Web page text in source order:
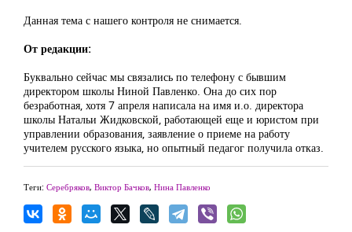
Данная тема с нашего контроля не снимается.
От редакции:
Буквально сейчас мы связались по телефону с бывшим
директором школы Ниной Павленко. Она до сих пор
безработная, хотя 7 апреля написала на имя и.о. директора
школы Натальи Жидковской, работающей еще и юристом при
управлении образования, заявление о приеме на работу
учителем русского языка, но опытный педагог получила отказ.
Теги: Серебряков, Виктор Бачков, Нина Павленко